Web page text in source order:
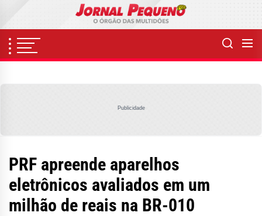
content
Publicidade
PRF apreende aparelhos
eletrônicos avaliados em um
milhão de reais na BR-010